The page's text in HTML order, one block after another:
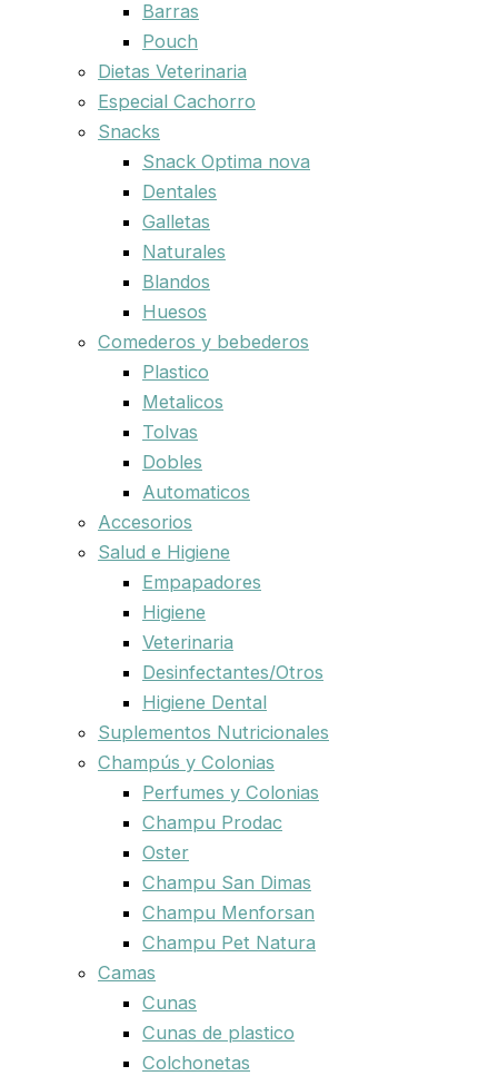
Barras
Pouch
Dietas Veterinaria
Especial Cachorro
Snacks
Snack Optima nova
Dentales
Galletas
Naturales
Blandos
Huesos
Comederos y bebederos
Plastico
Metalicos
Tolvas
Dobles
Automaticos
Accesorios
Salud e Higiene
Empapadores
Higiene
Veterinaria
Desinfectantes/Otros
Higiene Dental
Suplementos Nutricionales
Champús y Colonias
Perfumes y Colonias
Champu Prodac
Oster
Champu San Dimas
Champu Menforsan
Champu Pet Natura
Camas
Cunas
Cunas de plastico
Colchonetas